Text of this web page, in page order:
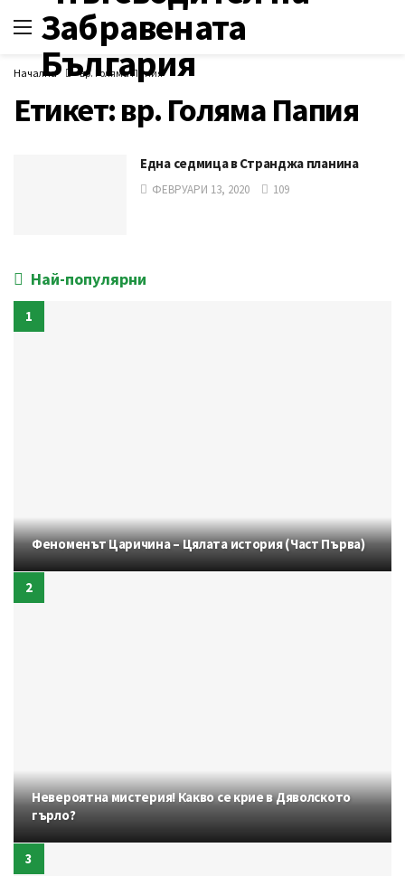
Начална вр. Голяма Папия
Етикет:вр. Голяма Папия
Една седмица в Странджа планина
ФЕВРУАРИ 13, 2020 109
Най-популярни
Феноменът Царичина – Цялата история (Част Първа)
Невероятна мистерия! Какво се крие в Дяволското
гърло?